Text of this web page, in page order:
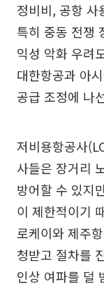
정비비, 공항 사
특히 중동 전쟁
익성 악화 우려
대한항공과 아
공급 조정에 나
저비용항공사
사들은 장거리
방어할 수 있지
이 제한적이기
로케이와 제주
청받고 절차를
인상 여파를 덜